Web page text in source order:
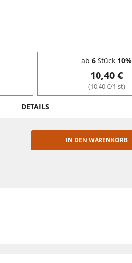
ab 6 Stück 10%
10,40 €
(10,40 €/1 st)
DETAILS
IN DEN WARENKORB